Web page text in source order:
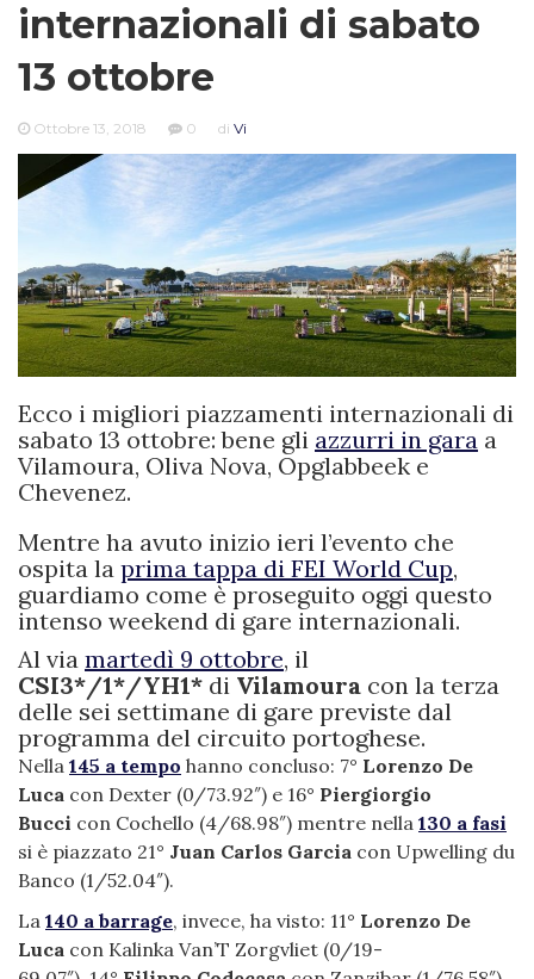
internazionali di sabato
13 ottobre
Ottobre 13, 2018 0 di Vi
Ecco i migliori piazzamenti internazionali di
sabato 13 ottobre: bene gli azzurri in gara a
Vilamoura, Oliva Nova, Opglabbeek e
Chevenez.
Mentre ha avuto inizio ieri l’evento che
ospita la prima tappa di FEI World Cup,
guardiamo come è proseguito oggi questo
intenso weekend di gare internazionali.
Al via martedì 9 ottobre, il
CSI3*/1*/YH1* di Vilamoura con la terza
delle sei settimane di gare previste dal
programma del circuito portoghese.
Nella 145 a tempo hanno concluso: 7° Lorenzo De
Luca con Dexter (0/73.92″) e 16° Piergiorgio
Bucci con Cochello (4/68.98″) mentre nella 130 a fasi
si è piazzato 21° Juan Carlos Garcia con Upwelling du
Banco (1/52.04″).
La 140 a barrage, invece, ha visto: 11° Lorenzo De
Luca con Kalinka Van’T Zorgvliet (0/19-